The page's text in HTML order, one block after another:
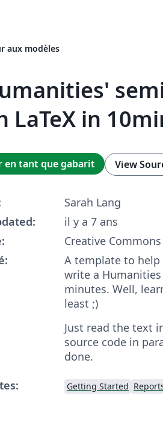
aux modèles
LaTeX in
en tant que gabarit View
Sarah Lang
il y a 7 ans
Creative Commons
A template to
write a
minutes. Well,
least ;)
Just read the text
source code in
done.
Getting Started